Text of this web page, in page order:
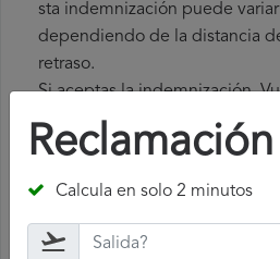
sta indemnización puede
dependiendo de la distancia
retraso.
Si aceptas la indemnización,
plazo de 7 días.
Calcula en solo 2 minutos